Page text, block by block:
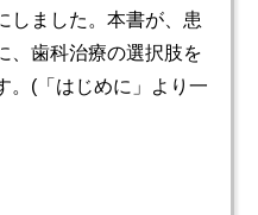
しました。本書が、患
、歯科治療の選択肢を
。(「はじめに」より一